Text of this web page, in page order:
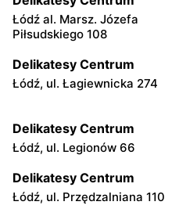
Łódź al. Marsz. Józefa
Piłsudskiego 108
Delikatesy Centrum
Łódź, ul. Łagiewnicka 274
Delikatesy Centrum
Łódź, ul. Legionów 66
Delikatesy Centrum
Łódź, ul. Przędzalniana 110